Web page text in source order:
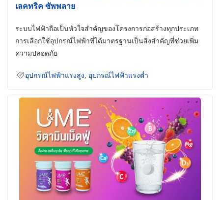
เลคทริค ซัพพลาย
ระบบไฟฟ้าถือเป็นหัวใจสำคัญของโครงการก่อสร้างทุกประเภท
การเลือกใช้อุปกรณ์ไฟฟ้าที่ได้มาตรฐานเป็นสิ่งสำคัญที่ช่วยเพิ่ม
ความปลอดภัย
อุปกรณ์ไฟฟ้าแรงสูง อุปกรณ์ไฟฟ้าแรงต่ำ